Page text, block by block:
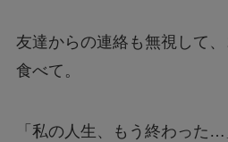
友達からの連絡も無視して
食べて。
「私の人生、もう終わった…